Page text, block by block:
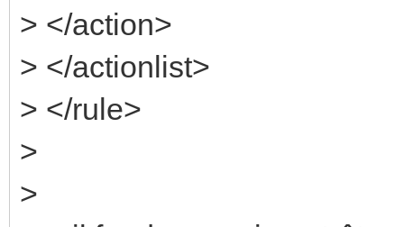
> </action>
> </actionlist>
> </rule>
>
>